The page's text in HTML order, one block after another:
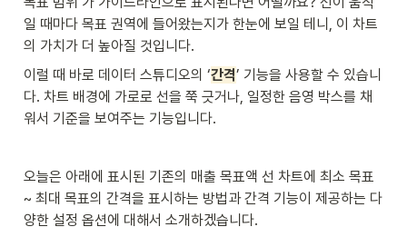
일 때마다 목표 권역에 들어왔는지가 한눈에 보일 테니, 이 차트
의 가치가 더 높아질 것입니다.
이럴 때 바로 데이터 스튜디오의 ‘간격’ 기능을 사용할 수 있습니
다. 차트 배경에 가로로 선을 쭉 긋거나, 일정한 음영 박스를 채
워서 기준을 보여주는 기능입니다.
오늘은 아래에 표시된 기존의 매출 목표액 선 차트에 최소 목표
~ 최대 목표의 간격을 표시하는 방법과 간격 기능이 제공하는 다
양한 설정 옵션에 대해서 소개하겠습니다.